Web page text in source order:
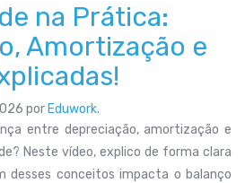
na Prática:
Amortização e
por Eduwork.
entre depreciação, amortização e
Neste vídeo, explico de forma clara
desses conceitos impacta o balanço